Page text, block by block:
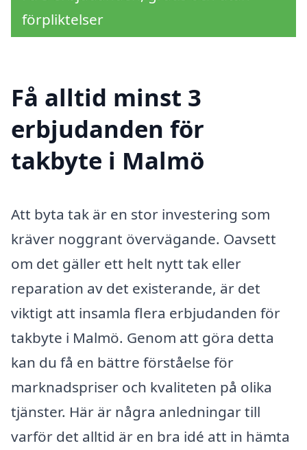
förpliktelser
Få alltid minst 3
erbjudanden för
takbyte i Malmö
Att byta tak är en stor investering som
kräver noggrant övervägande. Oavsett
om det gäller ett helt nytt tak eller
reparation av det existerande, är det
viktigt att insamla flera erbjudanden för
takbyte i Malmö. Genom att göra detta
kan du få en bättre förståelse för
marknadspriser och kvaliteten på olika
tjänster. Här är några anledningar till
varför det alltid är en bra idé att in hämta